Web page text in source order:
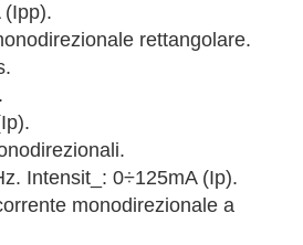
(Ipp).
rettangolare.
Intensit_: 0÷125mA (Ip).
monodirezionale a